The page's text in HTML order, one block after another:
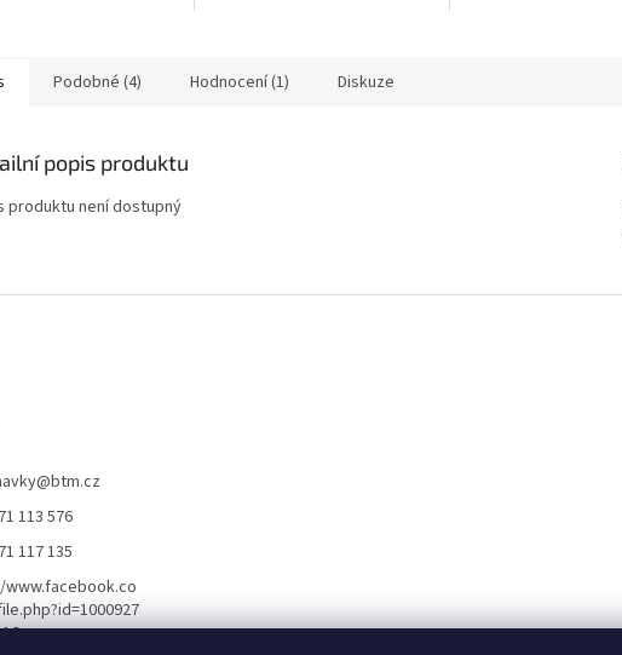
Podobné (4) Hodnocení (1) Diskuze
popis produktu
produktu není dostupný
@btm.cz
113 576
117 135